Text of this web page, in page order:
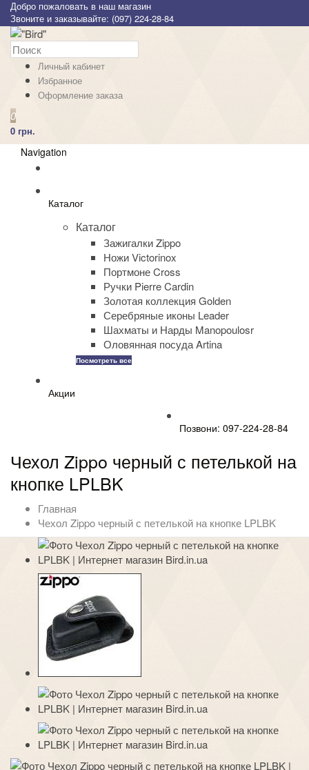
Добро пожаловать в наш магазин
Звоните и заказывайте: (097) 224-28-84
Личный кабинет
Избранное
Оформление заказа
0
0 грн.
Navigation
Каталог
Каталог
Зажигалки Zippo
Ножи Victorinox
Портмоне Cross
Ручки Pierre Cardin
Золотая коллекция Golden
Серебряные иконы Leader
Шахматы и Нарды Manopoulosr
Оловянная посуда Artina
Посмотреть все
Акции
Позвони: 097-224-28-84
Чехол Zippo черный с петелькой на
кнопке LPLBK
Главная
Чехол Zippo черный с петелькой на кнопке LPLBK